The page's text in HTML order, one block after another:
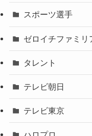
スポーツ選手
ゼロイチファミリ
タレント
テレビ朝日
テレビ東京